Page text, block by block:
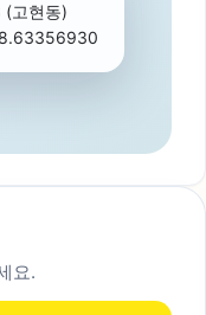
(고현동)
요.